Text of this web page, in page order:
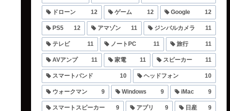
ドローン 12 ゲーム 12 Google 12
PS5 12 アマゾン 11 ジンバルカメラ 11
テレビ 11 ノートPC 11 旅行 11
AVアンプ 11 家電 11 スピーカー 11
スマートバンド 10 ヘッドフォン 10
ウォークマン 9 Windows 9 iMac 9
スマートスピーカー 9 アプリ 9 日産 9